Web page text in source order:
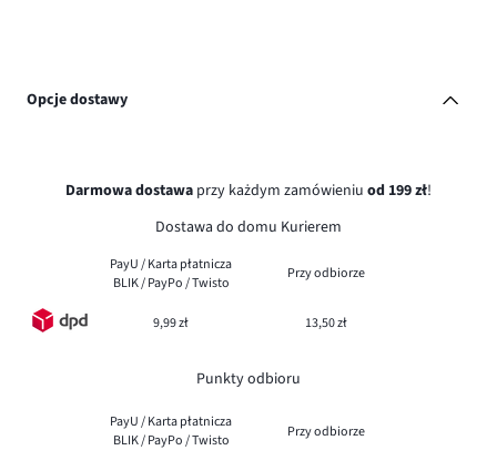
Opcje dostawy
Darmowa dostawa przy każdym zamówieniu od 199 zł!
Dostawa do domu Kurierem
PayU / Karta płatnicza
BLIK / PayPo / Twisto
Przy odbiorze
9,99 zł 13,50 zł
Punkty odbioru
PayU / Karta płatnicza
BLIK / PayPo / Twisto
Przy odbiorze